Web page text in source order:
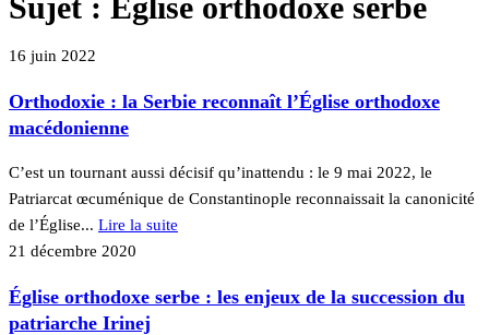
16 juin 2022
Orthodoxie : la Serbie reconnaît l’Église orthodoxe
macédonienne
C’est un tournant aussi décisif qu’inattendu : le 9 mai 2022, le
Patriarcat œcuménique de Constantinople reconnaissait la canonicité
de l’Église... Lire la suite
21 décembre 2020
Église orthodoxe serbe : les enjeux de la succession du
patriarche Irinej